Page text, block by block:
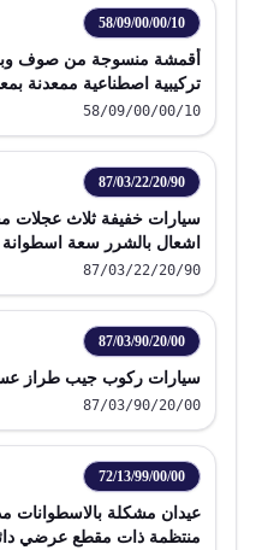
58/09/00/00/10
أقمشة منسوجة من صوف
تركيبية اصطناعية ممعدنة
المفروشات
58/09/00/00/10
87/03/22/20/90
سيارات خفيفة ثلاث عجلات
اشعال بالشرر سعة اسطوانة 1200 سم3 إلى 1500 سم3
87/03/22/20/90
87/03/90/20/00
سيارات ركوب جيب طراز
87/03/90/20/00
72/13/99/00/00
عيدان مشكلة بالاسطوانات
منتظمة ذات مقطع عرضي دائري